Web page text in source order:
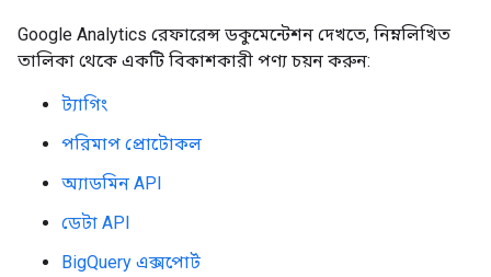
Google Analytics রেফারেন্স ডকুমেন্টেশন দেখতে, নিম্নলিখিত
তালিকা থেকে একটি বিকাশকারী পণ্য চয়ন করুন:
ট্যাগিং
পরিমাপ প্রোটোকল
অ্যাডমিন API
ডেটা API
BigQuery এক্সপোর্ট